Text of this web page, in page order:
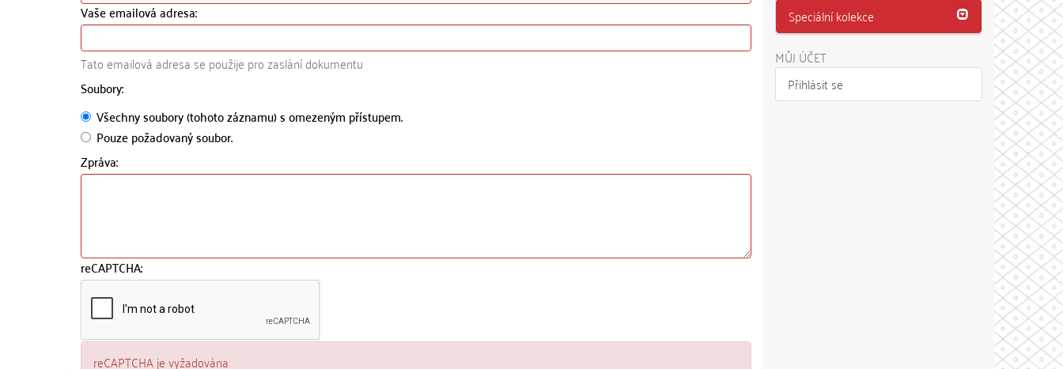
Vaše emailová adresa:
Tato emailová adresa se použije pro zaslání dokumentu
Soubory:
Všechny soubory (tohoto záznamu) s omezeným přístupem.
Pouze požadovaný soubor.
Zpráva:
reCAPTCHA:
reCAPTCHA je vyžadována
Speciální kolekce
MŮJ ÚČET
Přihlásit se